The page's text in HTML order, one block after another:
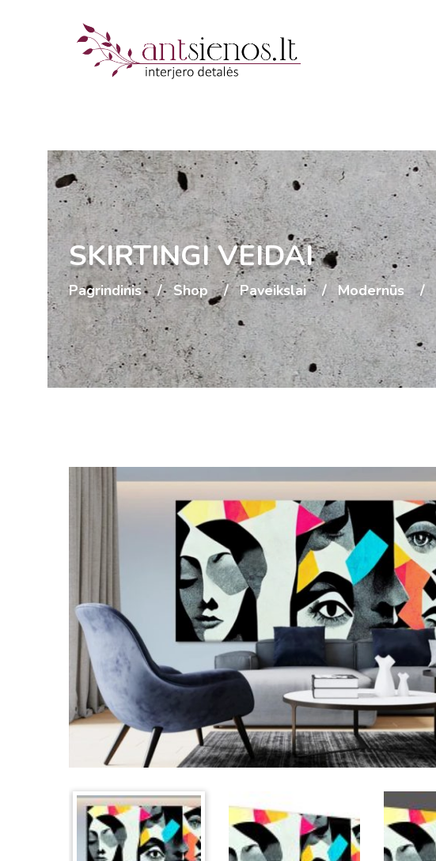
SKIRTINGI VEIDAI
Pagrindinis Shop Paveikslai Modernūs